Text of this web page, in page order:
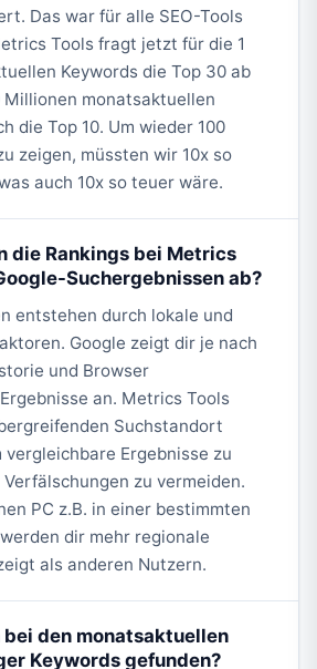
Das war für alle SEO-Tools
Tools fragt jetzt für die 1
Keywords die Top 30 ab
Millionen monatsaktuellen
die Top 10. Um wieder 100
zeigen, müssten wir 10x so
auch 10x so teuer wäre.
die Rankings bei Metrics
Suchergebnissen ab?
entstehen durch lokale und
Google zeigt dir je nach
und Browser
an. Metrics Tools
Suchstandort
vergleichbare Ergebnisse zu
zu vermeiden.
PC z.B. in einer bestimmten
dir mehr regionale
als anderen Nutzern.
bei den monatsaktuellen
Keywords gefunden?